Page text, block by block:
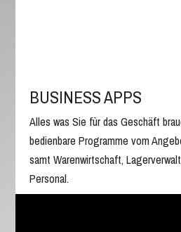
BUSINESS APPS
Alles was Sie für das Geschäft
bedienbare Programme vom
samt Warenwirtschaft,
Personal.